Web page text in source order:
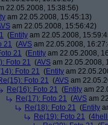
22.05.2008, 15:38:56)
am 22.05.2008, 15:45:13)
am 22.05.2008, 15:56:42)
(Entity am 22.05.2008,
21 (AVS am 22.05.2008,
21 (Entity am 22.05.2008,
Foto 21 (AVS am 22.05.2008,
Foto 21 (Entity am
Foto 21 (AVS am
Re(16): Foto 21 (Entity am
Re(17): Foto 21 (AVS am
Re(18): Foto 21 (Entity
Re(19): Foto 21 (